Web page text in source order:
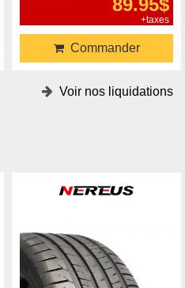
89.95$
+taxes
Commander
Voir nos liquidations